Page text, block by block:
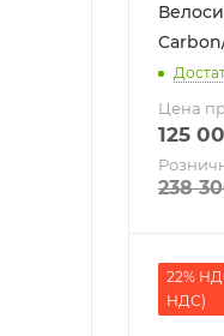
Цена
125
238
22%
НДС)